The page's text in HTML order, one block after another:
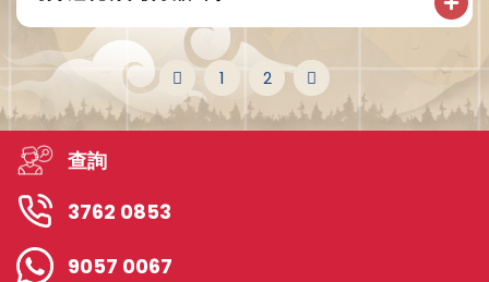
1 2
查詢
3762 0853
9057 0067